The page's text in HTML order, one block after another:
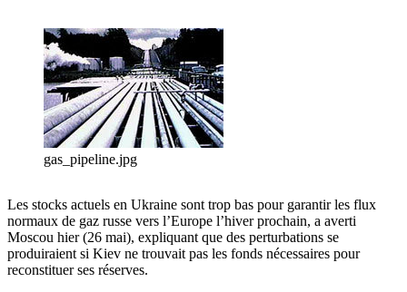
gas_pipeline.jpg
Les stocks actuels en Ukraine sont trop bas pour garantir les flux
normaux de gaz russe vers l’Europe l’hiver prochain, a averti
Moscou hier (26 mai), expliquant que des perturbations se
produiraient si Kiev ne trouvait pas les fonds nécessaires pour
reconstituer ses réserves.